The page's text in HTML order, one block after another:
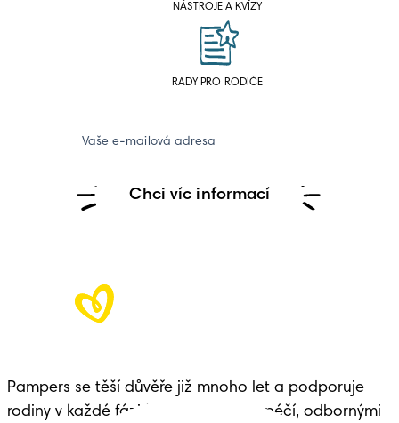
NÁSTROJE A KVÍZY
RADY PRO RODIČE
Vaše e-mailová adresa
Chci víc informací
Pampers se těší důvěře již mnoho let a podporuje
rodiny v každé fázi života dítěte – s péčí, odbornými